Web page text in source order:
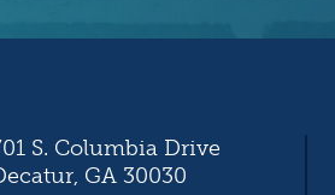
S. Columbia Drive
GA 30030